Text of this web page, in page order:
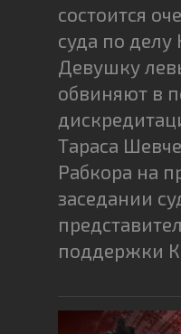
состоится
суда по делу
Девушку
обвиняют в
Тараса
Рабкора на
заседании
поддержки